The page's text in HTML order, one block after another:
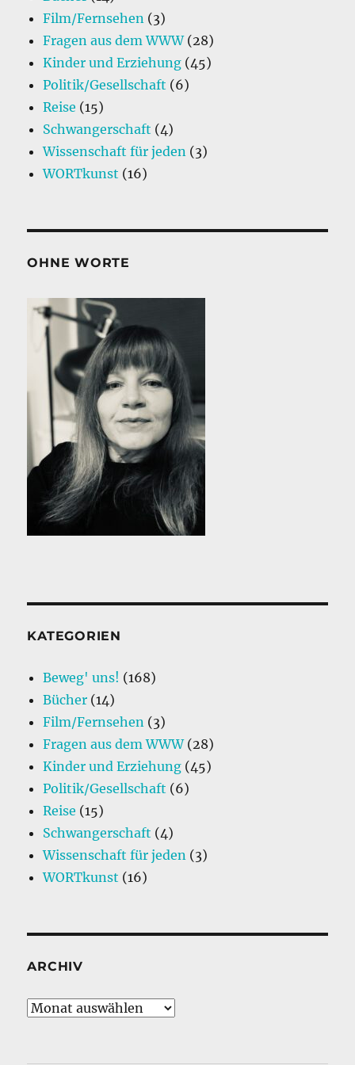
eigentlich
gut
sein
soll?
Film/Fernsehen (3)
Fragen aus dem WWW(28)
Kinder und Erziehung (45)
Politik/Gesellschaft (6)
Reise (15)
Schwangerschaft (4)
Wissenschaft für jeden (3)
WORTkunst (16)
OHNE WORTE
KATEGORIEN
Beweg' uns! (168)
Bücher (14)
Film/Fernsehen (3)
Fragen aus dem WWW(28)
Kinder und Erziehung (45)
Politik/Gesellschaft (6)
Reise (15)
Schwangerschaft (4)
Wissenschaft für jeden (3)
WORTkunst (16)
ARCHIV
Archiv